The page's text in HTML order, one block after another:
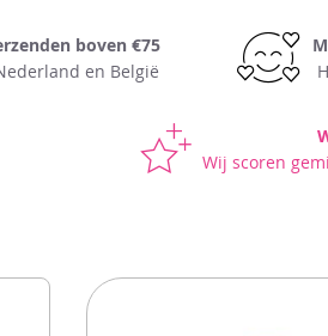
boven €75
en België
Wij scoren